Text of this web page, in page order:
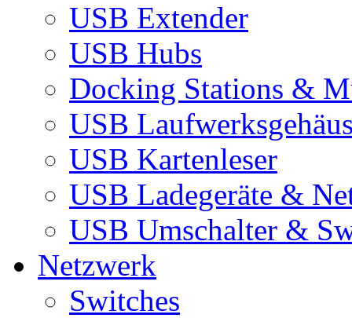
USB Extender
USB Hubs
Docking Stations &
USB
USB Kartenleser
USB Ladegeräte &
USB Umschalter &
Netzwerk
Switches